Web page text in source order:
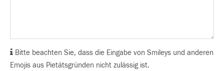
Bitte beachten Sie, dass die Eingabe von Smileys und anderen
Emojis aus Pietätsgründen nicht zulässig ist.